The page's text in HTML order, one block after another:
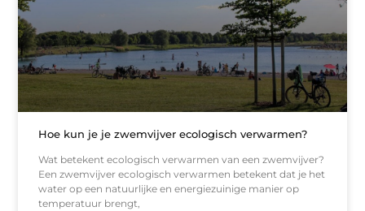
Hoe kun je je zwemvijver ecologisch verwarmen?
Wat betekent ecologisch verwarmen van een zwemvijver?
Een zwemvijver ecologisch verwarmen betekent dat je het
water op een natuurlijke en energiezuinige manier op
temperatuur brengt,